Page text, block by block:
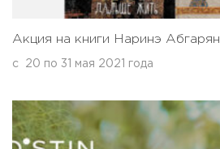
Акция на книги Наринэ Абгарян
с 20 по 31 мая 2021 года